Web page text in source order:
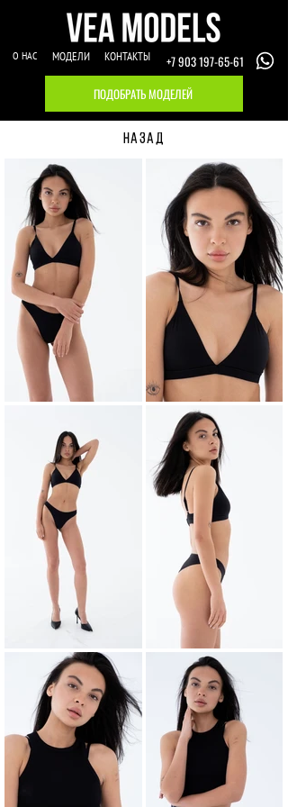
О НАС МОДЕЛИ КОНТАКТЫ
+7 903 197-65-61
ПОДОБРАТЬ МОДЕЛЕЙ
НАЗАД